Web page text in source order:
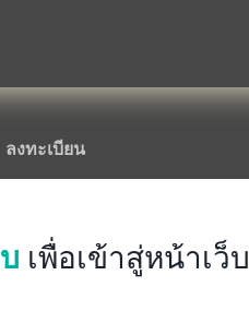
ลงทะเบียน
เพื่อเข้าสู่หน้าเว็บ